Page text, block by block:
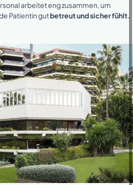
arbeitet eng zusammen, um
Patientin gutbetreut und sicher fühlt.